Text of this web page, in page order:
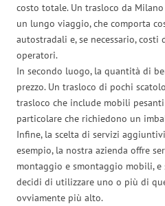
costo totale. Un trasloco da
un lungo viaggio, che comporta
autostradali e, se necessario,
operatori.
In secondo luogo, la quantità di
prezzo. Un trasloco di pochi
trasloco che include mobili
particolare che richiedono un
Infine, la scelta di servizi
esempio, la nostra azienda offre
montaggio e smontaggio mobili, e
decidi di utilizzare uno o più di
ovviamente più alto.